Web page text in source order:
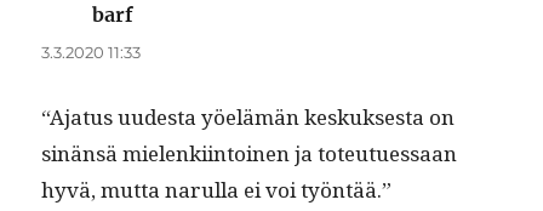
barf
3.3.2020 11:33
“Aja­tus uud­es­ta yöelämän keskuk­ses­ta on
sinän­sä mie­lenki­in­toinen ja toteutues­saan
hyvä, mut­ta narul­la ei voi työntää.”